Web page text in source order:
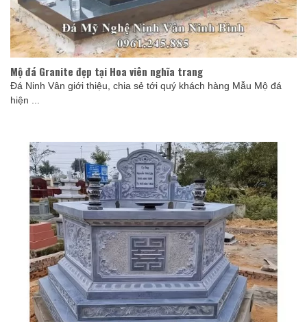
Mộ đá Granite đẹp tại Hoa viên nghĩa trang
Đá Ninh Vân giới thiệu, chia sẻ tới quý khách hàng Mẫu Mộ đá
hiện ...